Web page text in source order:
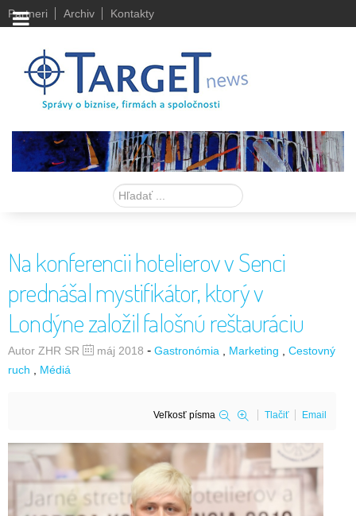
Partneri Archiv Kontakty
Hľadať
Na konferencii hotelierov v Senci
prednášal mystifikátor, ktorý v
Londýne založil falošnú reštauráciu
Autor ZHR SR máj 2018 - Gastronómia Marketing
Cestovný
ruch
Médiá
Veľkosť písma Tlačiť Email